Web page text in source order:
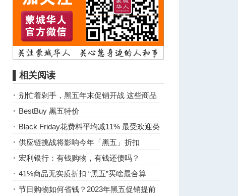
▌相关阅读
别忙着剁手，黑五年末促销开战 这些商品
不要买
BestBuy 黑五特价
Black Friday花费料平均减11% 最受欢迎类
别和折扣是多少？
供应链挑战将影响今年「黑五」折扣
宏利银行：有钱购物，有钱还债吗？
41%商品无实质折扣 “黑五”买啥最合算
节日购物如何省钱？2023年黑五促销提前